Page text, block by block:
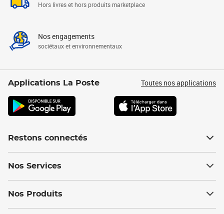
Hors livres et hors produits marketplace
Nos engagements
sociétaux et environnementaux
Applications La Poste Toutes nos applications
Restons connectés
Nos Services
Nos Produits